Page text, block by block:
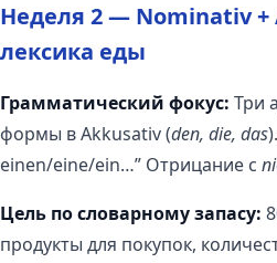
Неделя 2 — Nominativ +
лексика еды
Грамматический фокус: Три
формы в Akkusativ (den, die, das
einen/eine/ein…” Отрицание с
Цель по словарному запасу:
продукты для покупок,